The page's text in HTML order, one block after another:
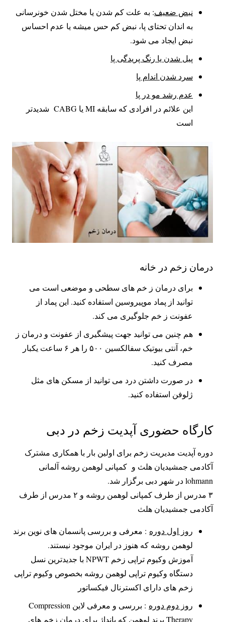
نبض ضعیف: به علت کم شدن یا مختل شدن خونرسانی
به اندان تحتای پا، نبض کم حس میشه یا عدم احساس
نبض ایجاد می شود.
پیل شدن یا رنگ پریدگی پا
سرد شدن اندام پا
عدم رشد مو در پا
این علائم در افرادی که سابقه MI یا CABG شدیدتر
است
درمان زخم در خانه
برای درمان ز خم های سطحی و موضعی است می
توانید از پماد موپیروسین استفاده کنید. این پماد از
عفونت ز خم جلوگیری می کند.
هم چنین می توانید جهت پیشگیری از عفونت و درمان ز
خم، آنتی بیوتیک سفالکسین ۵۰۰ را هر ۶ ساعت یکبار
مصرف کنید.
در صورت داشتن درد می توانید از مسکن های مثل
ژلوفن استفاده کنید.
کارگاه حضوری آپدیت زخم در دبی
دوره آپدیت مدیریت زخم برای اولین بار با همکاری مشترک
آکادمی جمشیدیان هلث و کمپانی لوهمن روشه آلمانی
lohmann در شهر دبی برگزار شد.
۳ مدرس از طرف کمپانی لوهمن روشه و ۲ مدرس از طرف
آکادمی جمشیدیان هلث
روز اول دوره : معرفی و بررسی پانسمان های نوین برند
لوهمن روشه که هنوز در ایران موجود نیستند.
آموزش وکیوم تراپی زخم NPWT با جدیدترین نسل
دستگاه وکیوم تراپی لوهمن روشه بخصوص وکیوم تراپی
زخم های دارای اکسترنال فیکساتور
روز دوم دوره
: بررسی و معرفی لاین Compression
Therapy برند لوهمن که بانداژ برای درمان زخم های